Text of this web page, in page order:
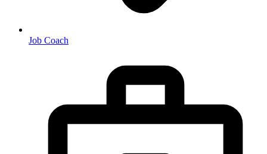
Job Coach